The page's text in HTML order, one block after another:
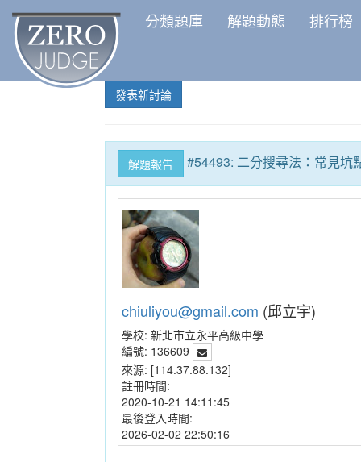
分類題庫 解題動態 排行榜
發表新討論
解題報告 #54493: 二分搜尋法：常見坑
chiuliyou@gmail.com (邱立宇)
學校: 新北市立永平高級中學
編號: 136609
來源: [114.37.88.132]
註冊時間:
2020-10-21 14:11:45
最後登入時間:
2026-02-02 22:50:16